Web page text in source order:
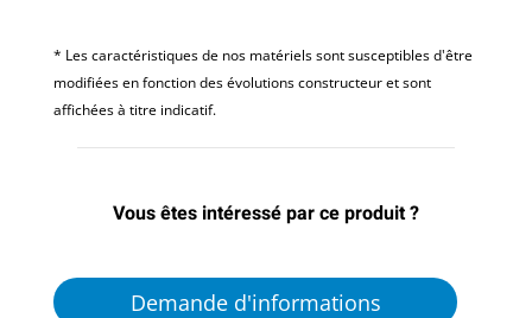
* Les caractéristiques de nos matériels sont susceptibles d'être
modifiées en fonction des évolutions constructeur et sont
affichées à titre indicatif.
Vous êtes intéressé par ce produit ?
Demande d'informations